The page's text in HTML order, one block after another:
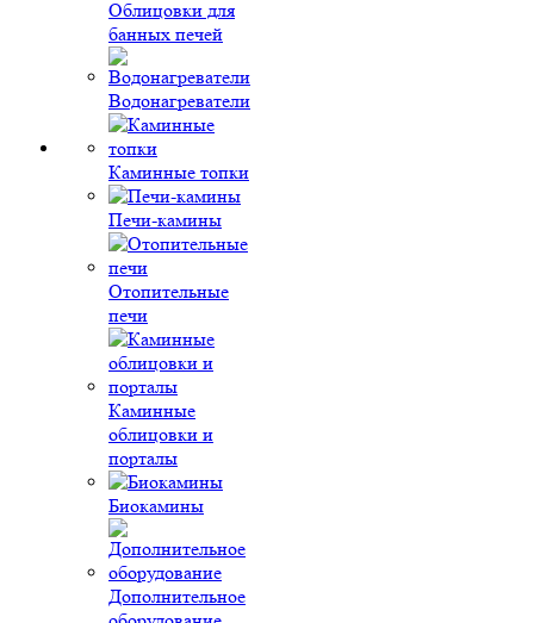
Облицовки для
банных печей
Водонагреватели
Каминные топки
Печи-камины
Отопительные
печи
Каминные
облицовки и
порталы
Биокамины
Дополнительное